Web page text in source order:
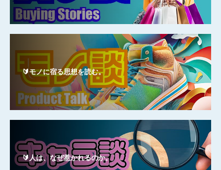
🔰モノに宿る思想を読む。
🔰人は、なぜ惹かれるのか。